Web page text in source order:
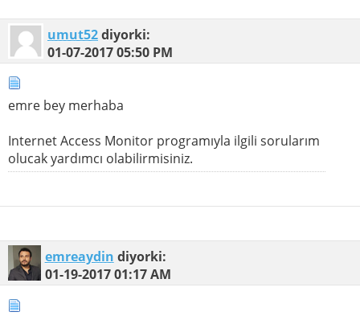
umut52diyorki:
01-07-201705:50 PM
emre bey merhaba
Internet Access Monitor programıyla ilgili sorularım
olucak yardımcı olabilirmisiniz.
emreaydin diyorki:
01-19-201701:17 AM